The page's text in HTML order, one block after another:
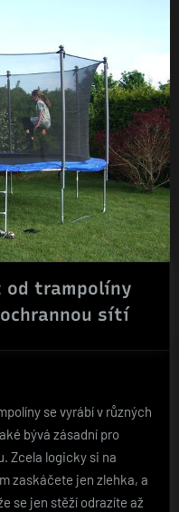
od trampolíny
ochrannou sítí
se vyrábí v různých
bývá zásadní pro
Zcela logicky si na
zaskáčete jen zlehka, a
se jen stěží odrazíte až